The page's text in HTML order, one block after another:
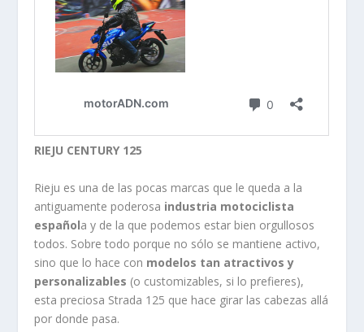
RIEJU CENTURY 125
Rieju es una de las pocas marcas que le queda a la
antiguamente poderosa industria motociclista
española y de la que podemos estar bien orgullosos
todos. Sobre todo porque no sólo se mantiene activo,
sino que lo hace con modelos tan atractivos y
personalizables (o customizables, si lo prefieres),
esta preciosa Strada 125 que hace girar las cabezas allá
por donde pasa.